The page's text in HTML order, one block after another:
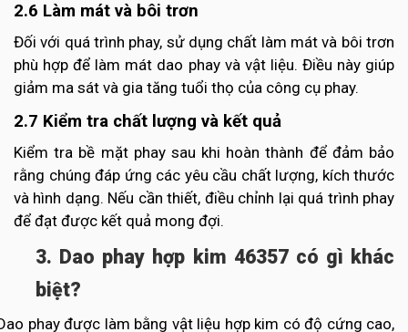
2.6 Làm mát và bôi trơn
Đối với quá trình phay, sử dụng chất làm mát và bôi trơn
phù hợp để làm mát dao phay và vật liệu. Điều này giúp
giảm ma sát và gia tăng tuổi thọ của công cụ phay.
2.7 Kiểm tra chất lượng và kết quả
Kiểm tra bề mặt phay sau khi hoàn thành để đảm bảo
rằng chúng đáp ứng các yêu cầu chất lượng, kích thước
và hình dạng. Nếu cần thiết, điều chỉnh lại quá trình phay
để đạt được kết quả mong đợi.
3. Dao phay hợp kim 46357 có gì khác
biệt?
phay được làm bằng vật liệu hợp kim có độ cứng cao,